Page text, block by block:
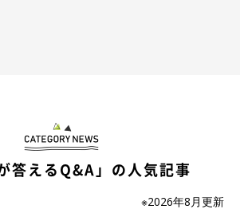
答えるQ&A」の人気記事
※2026年8月更新